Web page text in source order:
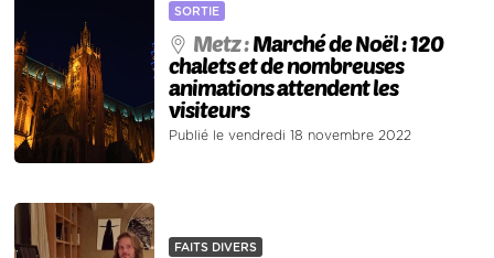
SORTIE
Metz :Marché de Noël : 120
chalets et de nombreuses
animations attendent les
visiteurs
Publié le vendredi 18 novembre 2022
FAITS DIVERS